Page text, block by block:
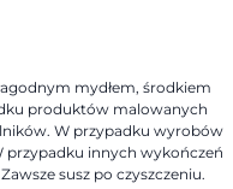
mydłem, środkiem
produktów malowanych
W przypadku wyrobów
innych wykończeń
susz po czyszczeniu.